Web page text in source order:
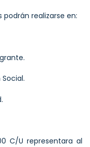
realizarse en:
C/U representara al